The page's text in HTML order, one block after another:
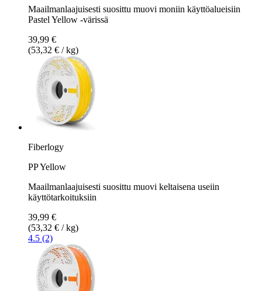
Maailmanlaajuisesti suosittu muovi moniin käyttöalueisiin
Pastel Yellow -värissä
39,99 €
(53,32 € / kg)
Fiberlogy
PP Yellow
Maailmanlaajuisesti suosittu muovi keltaisena useiin
käyttötarkoituksiin
39,99 €
(53,32 € / kg)
4.5 (2)